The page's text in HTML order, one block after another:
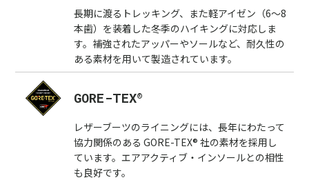
長期に渡るトレッキング、また軽アイゼン（6～8
本歯）を装着した冬季のハイキングに対応しま
す。補強されたアッパーやソールなど、耐久性の
ある素材を用いて製造されています。
GORE-TEX®
レザーブーツのライニングには、長年にわたって
協力関係のある GORE-TEX® 社の素材を採用し
ています。エアアクティブ・インソールとの相性
も良好です。